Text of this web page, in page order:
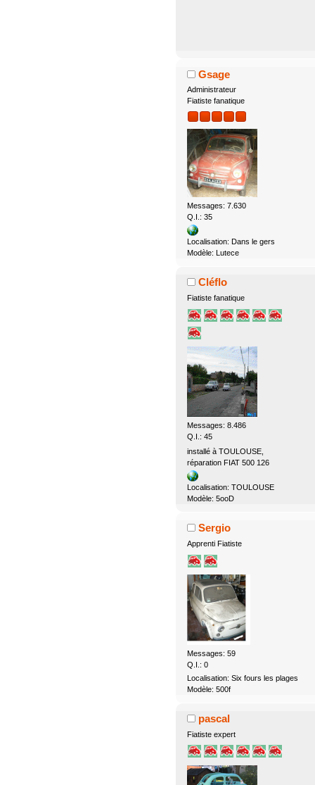
Gsage
Administrateur
Fiatiste fanatique
Messages: 7.630
Q.I.: 35
Localisation: Dans le gers
Modèle: Lutece
Cléflo
Fiatiste fanatique
Messages: 8.486
Q.I.: 45
installé à TOULOUSE,
réparation FIAT 500 126
Localisation: TOULOUSE
Modèle: 5ooD
Sergio
Apprenti Fiatiste
Messages: 59
Q.I.: 0
Localisation: Six fours les plages
Modèle: 500f
pascal
Fiatiste expert